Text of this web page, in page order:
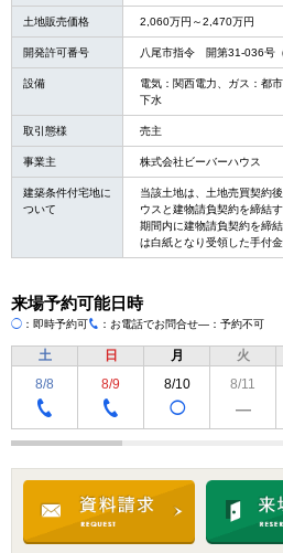
土地販売価格 2,060万円～2,470万円
開発許可番号 八尾市指令 開第31-036号
設備
電気：関西電力、ガス：都
下水
取引態様 売主
事業主 株式会社ビーバーハウス
建築条件付宅地に
ついて
当該土地は、土地売買契約
ウスと建物請負契約を締結
期間内に建物請負契約を締
は白紙となり受領した手付
来場予約可能日時
◯ ：即時予約可 TEL
：お電話でお問合せ―：予約不可
土
8/8
TEL
日
8/9
TEL
月
8/10
◯
火
8/11
―